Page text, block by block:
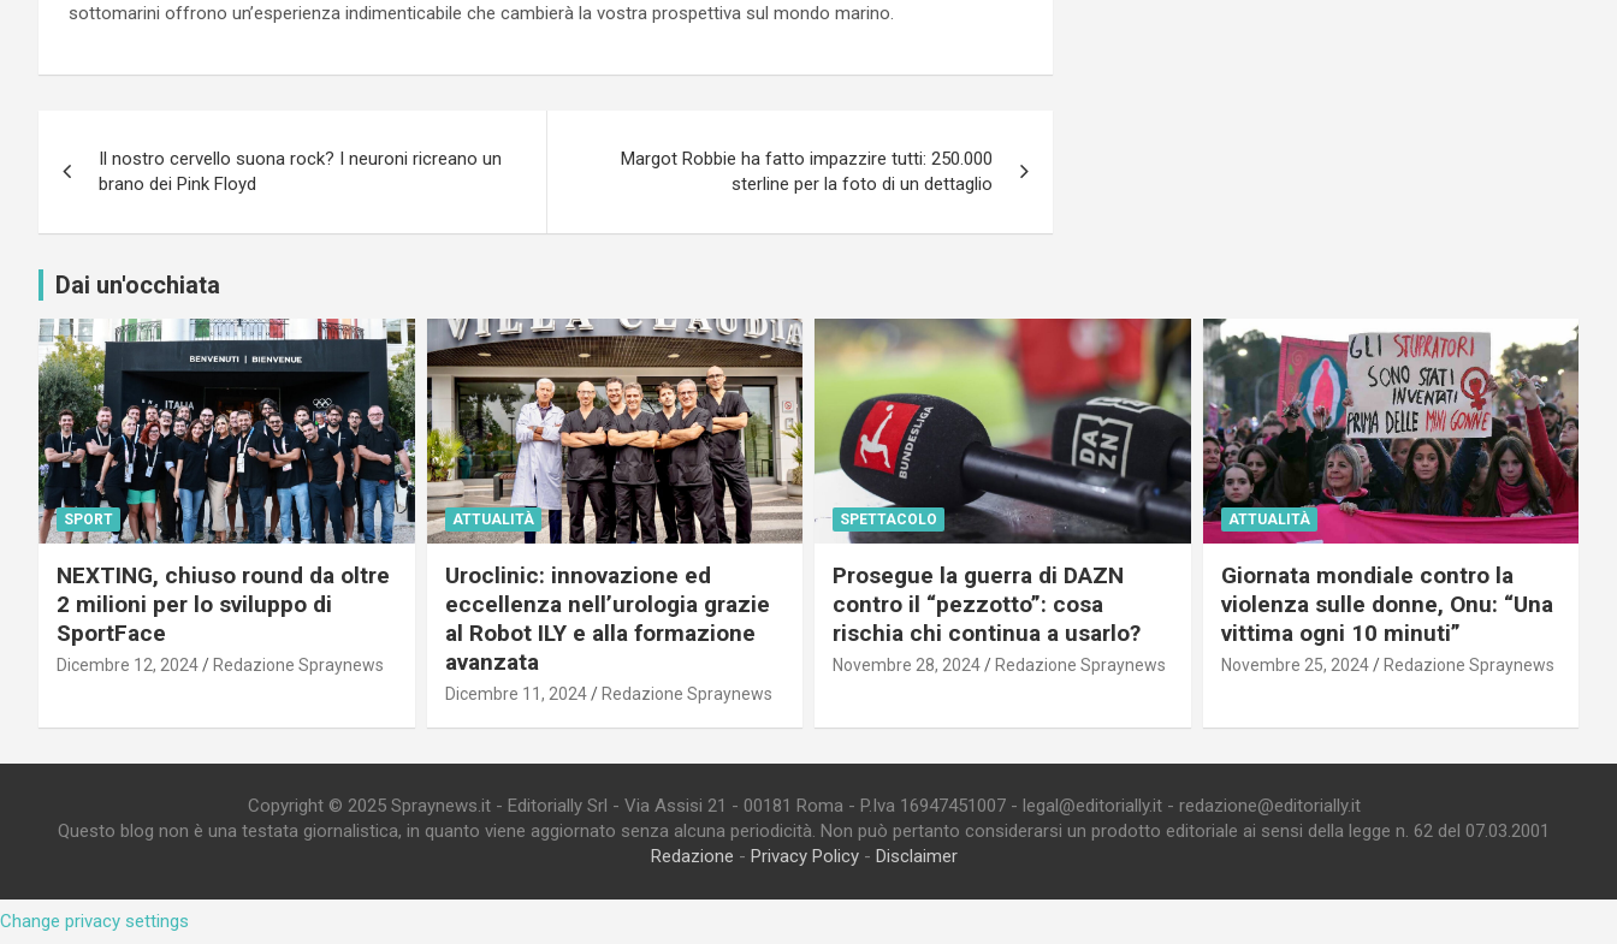
sottomarini offrono un’esperienza indimenticabile che cambierà la vostra prospettiva sul mondo marino.
articoli
Il nostro cervello suona rock? I neuroni ricreano un
brano dei Pink Floyd
Margot Robbie ha fatto impazzire tutti: 250.000
sterline per la foto di un dettaglio
Dai un'occhiata
SPORT
NEXTING, chiuso round da oltre
2 milioni per lo sviluppo di
SportFace
Dicembre 12, 2024 Redazione Spraynews
ATTUALITÀ
Uroclinic: innovazione ed
eccellenza nell’urologia grazie
al Robot ILY e alla formazione
avanzata
Dicembre 11, 2024 Redazione Spraynews
SPETTACOLO
Prosegue la guerra di DAZN
contro il “pezzotto”: cosa
rischia chi continua a usarlo?
Novembre 28, 2024 Redazione Spraynews
ATTUALITÀ
Giornata mondiale contro la
violenza sulle donne, Onu: “Una
vittima ogni 10 minuti”
Novembre 25, 2024 Redazione Spraynews
Copyright © 2025 Spraynews.it - Editorially Srl - Via Assisi 21 - 00181 Roma - P.Iva 16947451007 - legal@editorially.it - redazione@editorially.it
Questo blog non è una testata giornalistica, in quanto viene aggiornato senza alcuna periodicità. Non può pertanto considerarsi un prodotto editoriale ai sensi della legge n. 62 del 07.03.2001
Redazione - Privacy Policy- Disclaimer
Change privacy settings